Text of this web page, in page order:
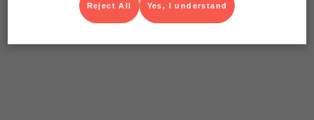
Yes, I understand
Reject All